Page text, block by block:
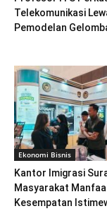
Telekomunikasi
Pemodelan
Ekonomi Bisnis
Kantor Imigrasi
Masyarakat
Kesempatan